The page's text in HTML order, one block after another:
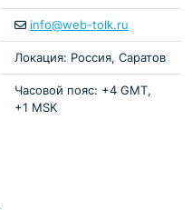
info@web-tolk.ru
Локация: Россия, Саратов
Часовой пояс: +4 GMT,
+1 MSK